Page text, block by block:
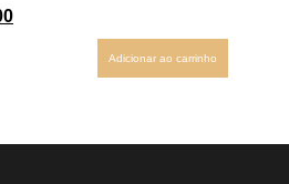
Adicionar ao carrinho